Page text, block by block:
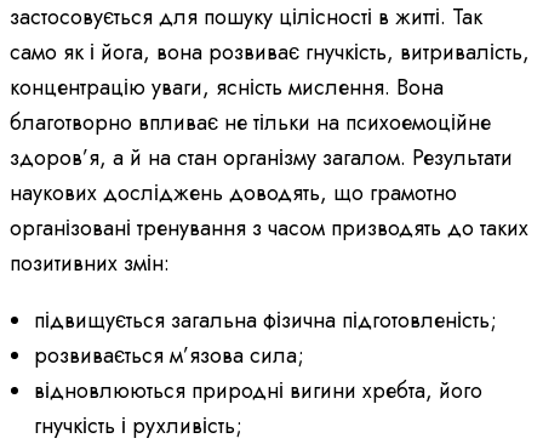
застосовується для пошуку цілісності в житті. Так
само як і йога, вона розвиває гнучкість, витривалість,
концентрацію уваги, ясність мислення. Вона
благотворно впливає не тільки на психоемоційне
здоров’я, а й на стан організму загалом. Результати
наукових досліджень доводять, що грамотно
організовані тренування з часом призводять до таких
позитивних змін:
підвищується загальна фізична підготовленість;
розвивається м’язова сила;
відновлюються природні вигини хребта, його
гнучкість і рухливість;